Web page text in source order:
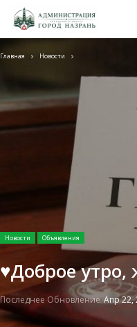
Главная Новости
Новости Объявления
♥️Доброе
Последнее ОбновлениеАпр 22,